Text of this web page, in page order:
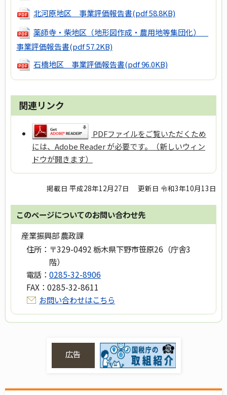
北河原地区 事業評価報告書(pdf 58.8KB)
薬師寺・柴地区（地形図作成・農用地等集団化）
事業評価報告書(pdf 57.2KB)
石橋地区 事業評価報告書(pdf 96.0KB)
関連リンク
PDFファイルをご覧いただくため
には、Adobe Reader が必要です。（新しいウィン
ドウが開きます）
掲載日 平成28年12月27日 更新日 令和3年10月13日
このページについてのお問い合わせ先
産業振興部 農政課
住所： 〒329-0492 栃木県下野市笹原26（庁舎3
階）
電話： 0285-32-8906
FAX： 0285-32-8611
お問い合わせはこちら
広告